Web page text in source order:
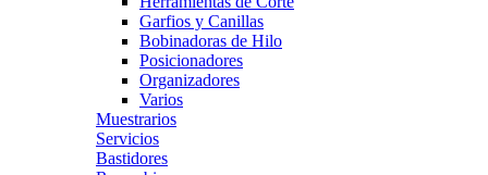
Garfios y Canillas
Bobinadoras de Hilo
Posicionadores
Organizadores
Varios
Muestrarios
Servicios
Bastidores